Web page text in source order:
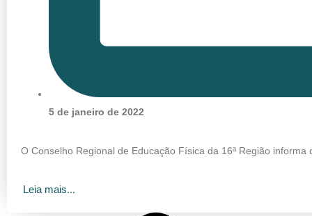
5 de janeiro de 2022
O Conselho Regional de Educação Física da 16ª Região
Leia mais...